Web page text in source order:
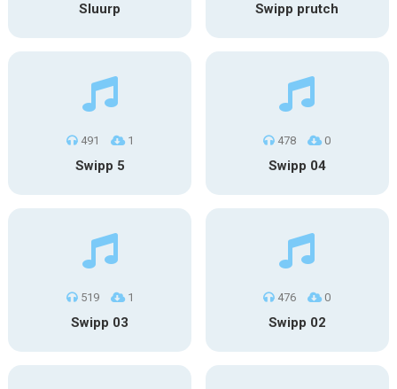
Sluurp Swipp prutch
491 1
Swipp 5
478 0
Swipp 04
519 1
Swipp 03
476 0
Swipp 02